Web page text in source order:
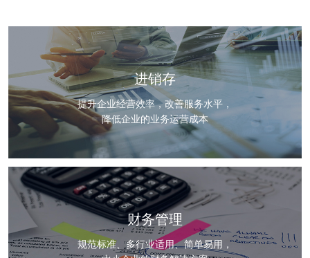
进销存
提升企业经营效率，改善服务水平，
降低企业的业务运营成本
财务管理
规范标准、多行业适用、简单易用，